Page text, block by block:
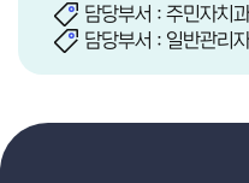
담당부서 : 주민자치과
담당부서 : 일반관리자